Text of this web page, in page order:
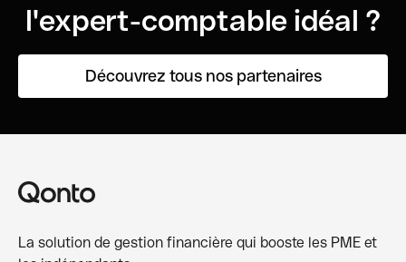
l'expert-comptable idéal ?
Découvrez tous nos partenaires
La solution de gestion financière qui booste les PME et